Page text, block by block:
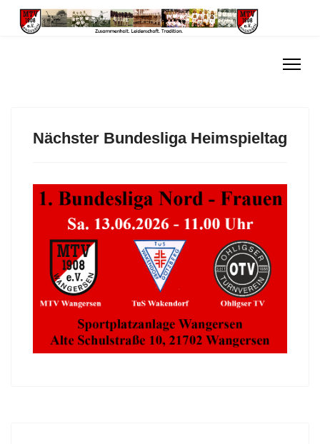
Nächster Bundesliga Heimspieltag